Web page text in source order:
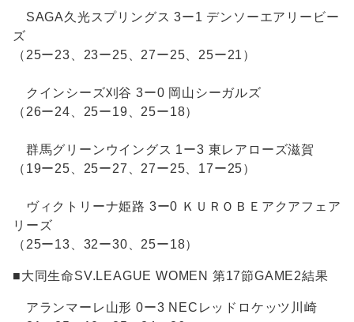
SAGA久光スプリングス 3ー1 デンソーエアリービー
ズ
（25ー23、23ー25、27ー25、25ー21）
クインシーズ刈谷 3ー0 岡山シーガルズ
（26ー24、25ー19、25ー18）
群馬グリーンウイングス 1ー3 東レアローズ滋賀
（19ー25、25ー27、27ー25、17ー25）
ヴィクトリーナ姫路 3ー0 ＫＵＲＯＢＥアクアフェア
リーズ
（25ー13、32ー30、25ー18）
■大同生命SV.LEAGUE WOMEN 第17節GAME2結果
アランマーレ山形 0ー3 NECレッドロケッツ川崎